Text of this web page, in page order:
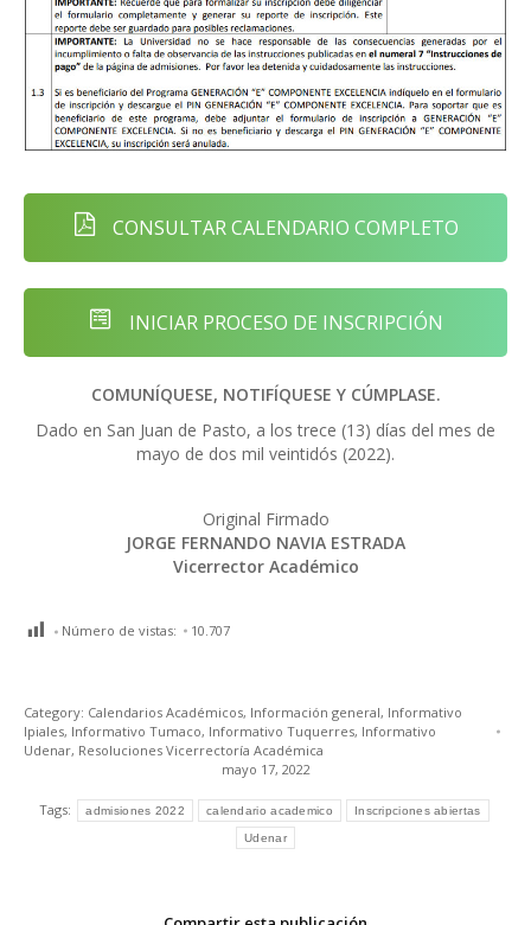
CONSULTAR CALENDARIO COMPLETO
INICIAR PROCESO DE INSCRIPCIÓN
COMUNÍQUESE, NOTIFÍQUESE Y CÚMPLASE.
Dado en San Juan de Pasto, a los trece (13) días del mes de
mayo de dos mil veintidós (2022).
Original Firmado
JORGE FERNANDO NAVIA ESTRADA
Vicerrector Académico
Número de vistas: 10.707
Category: Calendarios Académicos, Información general, Informativo
Ipiales, Informativo Tumaco, Informativo Tuquerres, Informativo
Udenar, Resoluciones Vicerrectoría Académica
mayo 17, 2022
Tags: admisiones 2022 calendario academico Inscripciones abiertas
Udenar